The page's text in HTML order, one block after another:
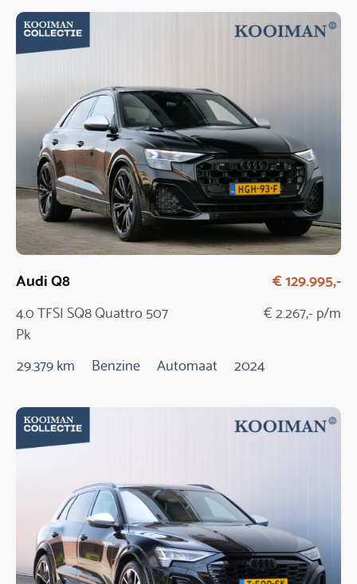
Audi Q8
4.0 TFSI SQ8 Quattro 507
Pk
€ 129.995,-
€ 2.267,- p/m
29.379 km Benzine Automaat 2024